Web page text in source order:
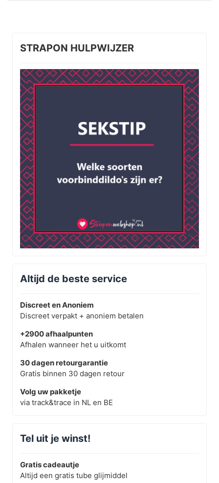
STRAPON HULPWIJZER
Altijd de beste service
Discreet en Anoniem
Discreet verpakt + anoniem betalen
+2900 afhaalpunten
Afhalen wanneer het u uitkomt
30 dagen retourgarantie
Gratis binnen 30 dagen retour
Volg uw pakketje
via track&trace in NL en BE
Tel uit je winst!
Gratis cadeautje
Altijd een gratis tube glijmiddel